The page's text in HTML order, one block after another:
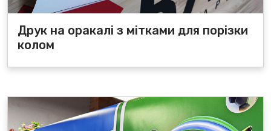
Друк на оракалі з мітками для порізки
колом